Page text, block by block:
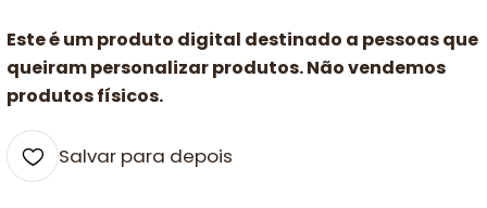
Este é um produto digital destinado a pessoas que
queiram personalizar produtos. Não vendemos
produtos físicos.
Salvar para depois